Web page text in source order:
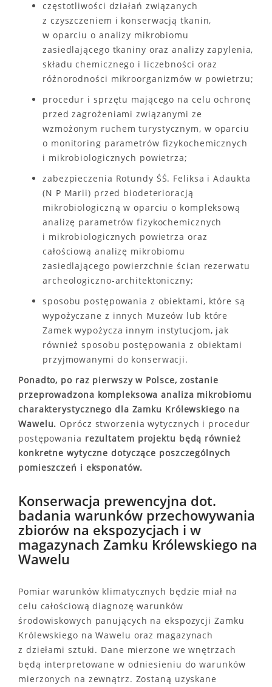
częstotliwości działań związanych
z czyszczeniem i konserwacją tkanin,
w oparciu o analizy mikrobiomu
zasiedlającego tkaniny oraz analizy zapylenia,
składu chemicznego i liczebności oraz
różnorodności mikroorganizmów w powietrzu;
procedur i sprzętu mającego na celu ochronę
przed zagrożeniami związanymi ze
wzmożonym ruchem turystycznym, w oparciu
o monitoring parametrów fizykochemicznych
i mikrobiologicznych powietrza;
zabezpieczenia Rotundy ŚŚ. Feliksa i Adaukta
(N P Marii) przed biodeterioracją
mikrobiologiczną w oparciu o kompleksową
analizę parametrów fizykochemicznych
i mikrobiologicznych powietrza oraz
całościową analizę mikrobiomu
zasiedlającego powierzchnie ścian rezerwatu
archeologiczno-architektoniczny;
sposobu postępowania z obiektami, które są
wypożyczane z innych Muzeów lub które
Zamek wypożycza innym instytucjom, jak
również sposobu postępowania z obiektami
przyjmowanymi do konserwacji.
Ponadto, po raz pierwszy w Polsce, zostanie
przeprowadzona kompleksowa analiza mikrobiomu
charakterystycznego dla Zamku Królewskiego na
Wawelu. Oprócz stworzenia wytycznych i procedur
postępowania rezultatem projektu będą również
konkretne wytyczne dotyczące poszczególnych
pomieszczeń i eksponatów.
Konserwacja prewencyjna dot.
badania warunków przechowywania
zbiorów na ekspozycjach i w
magazynach Zamku Królewskiego na
Wawelu
Pomiar warunków klimatycznych będzie miał na
celu całościową diagnozę warunków
środowiskowych panujących na ekspozycji Zamku
Królewskiego na Wawelu oraz magazynach
z dziełami sztuki. Dane mierzone we wnętrzach
będą interpretowane w odniesieniu do warunków
mierzonych na zewnątrz. Zostaną uzyskane